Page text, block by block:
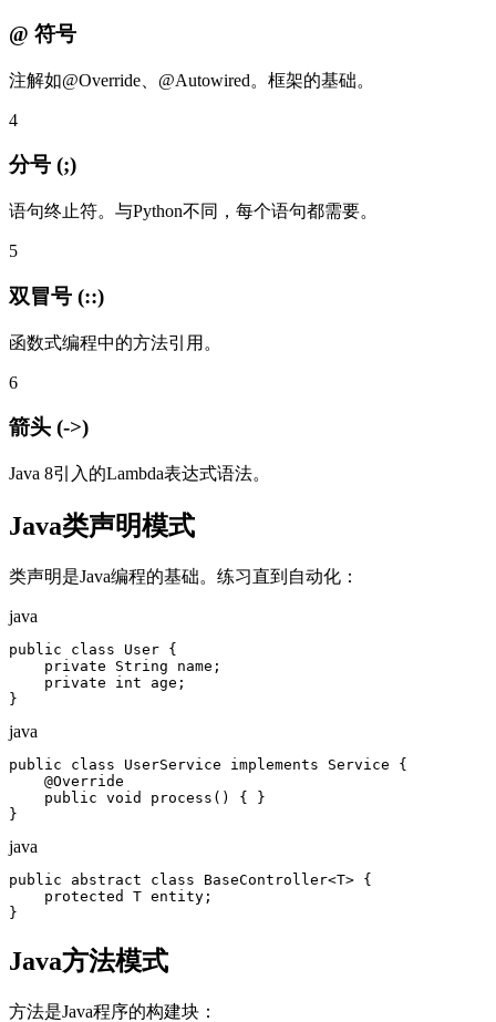
@ 符号
注解如@Override、@Autowired。框架的基础。
4
分号 (;)
语句终止符。与Python不同，每个语句都需要。
5
双冒号 (::)
函数式编程中的方法引用。
6
箭头 (->)
Java 8引入的Lambda表达式语法。
Java类声明模式
类声明是Java编程的基础。练习直到自动化：
java
public class User {
    private String name;
    private int age;
}
java
public class UserService implements Service {
    @Override
    public void process() { }
}
java
public abstract class BaseController<T> {
    protected T entity;
}
Java方法模式
方法是Java程序的构建块：